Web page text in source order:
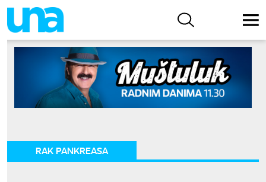
RAK PANKREASA